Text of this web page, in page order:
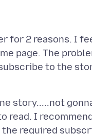
for 2 reasons. I
page. The
to the
story.....not
read. I